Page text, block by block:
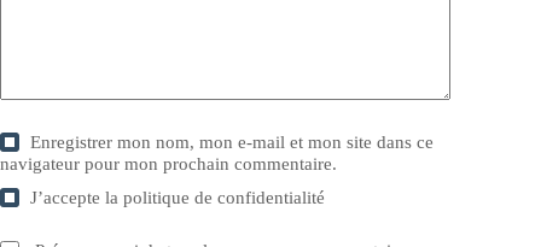
Enregistrer mon nom, mon e-mail et mon site dans ce
navigateur pour mon prochain commentaire.
J’accepte lapolitique de confidentialité